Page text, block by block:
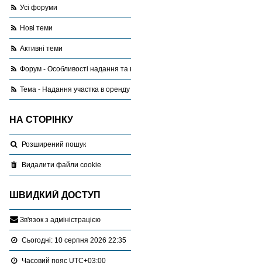
Усі форуми
Нові теми
Активні теми
Форум - Особливості надання та використання земель житлової та
Тема - Надання участка в оренду для житлової забудови ...
НА СТОРІНКУ
Розширений пошук
Видалити файли cookie
ШВИДКИЙ ДОСТУП
Зв'язок з адміністрацією
Сьогодні: 10 серпня 2026 22:35
Часовий пояс UTC+03:00